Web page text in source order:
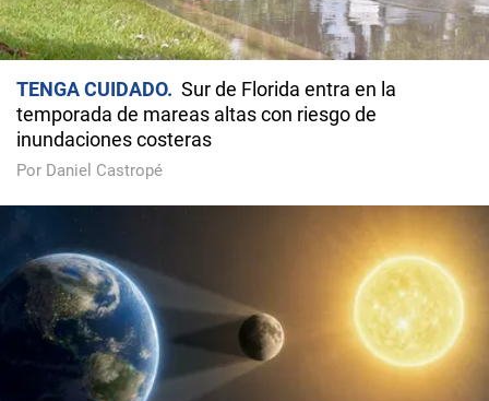
TENGA CUIDADO
Sur de Florida entra en la
temporada de mareas altas con riesgo de
inundaciones costeras
Por Daniel Castropé